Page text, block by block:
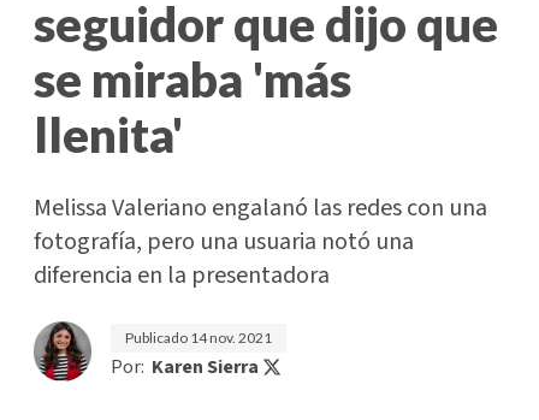
seguidor que dijo que
se miraba 'más
llenita'
Melissa Valeriano engalanó las redes con una
fotografía, pero una usuaria notó una
diferencia en la presentadora
Publicado 14 nov. 2021
Por: Karen Sierra